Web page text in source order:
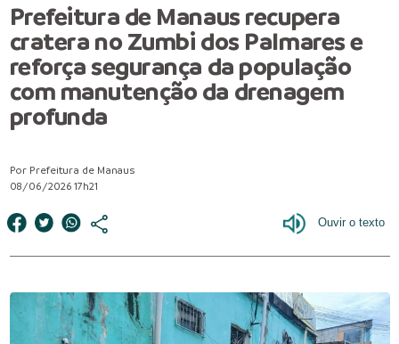
Prefeitura de Manaus recupera
cratera no Zumbi dos Palmares e
reforça segurança da população
com manutenção da drenagem
profunda
Por Prefeitura de Manaus
08/06/2026 17h21